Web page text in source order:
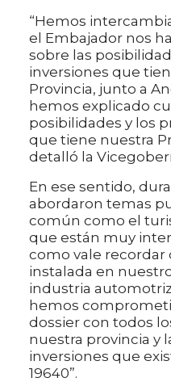
“Hemos
el Embajador nos
sobre las
inversiones que
Provincia, junto a
hemos explicado
posibilidades y los
que tiene nuestra
detalló la
En ese sentido,
abordaron temas
común como el
que están muy
como vale recordar
instalada en
industria
hemos
dossier con todos
nuestra provincia y
inversiones que
19640”.